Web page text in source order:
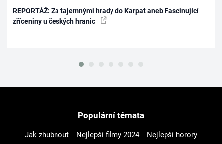
REPORTÁŽ: Za tajemnými hrady do Karpat aneb Fascinující
zříceniny u českých hranic
Populární témata
Jak zhubnout Nejlepší filmy 2024
Nejlepší horory